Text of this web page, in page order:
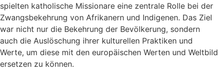
spielten katholische Missionare eine zentrale Rolle bei der
Zwangsbekehrung von Afrikanern und Indigenen. Das Ziel
war nicht nur die Bekehrung der Bevölkerung, sondern
auch die Auslöschung ihrer kulturellen Praktiken und
Werte, um diese mit den europäischen Werten und Weltbild
ersetzen zu können.